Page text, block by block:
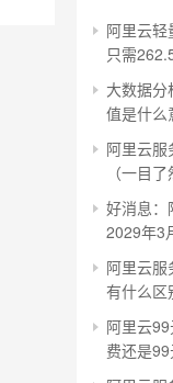
阿里云
只需
大数据
值是什么
阿里云服
（一目了
好消息：
2029年3
阿里云服
有什么区
阿里云
费还是99